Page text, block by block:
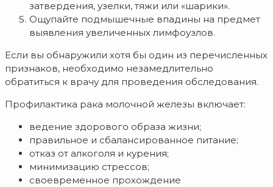
затвердения, узелки, тяжи или «шарики».
Ощупайте подмышечные впадины на предмет
выявления увеличенных лимфоузлов.
Если вы обнаружили хотя бы один из перечисленных
признаков, необходимо незамедлительно
обратиться к врачу для проведения обследования.
Профилактика рака молочной железы включает:
ведение здорового образа жизни;
правильное и сбалансированное питание;
отказ от алкоголя и курения;
минимизацию стрессов;
своевременное прохождение